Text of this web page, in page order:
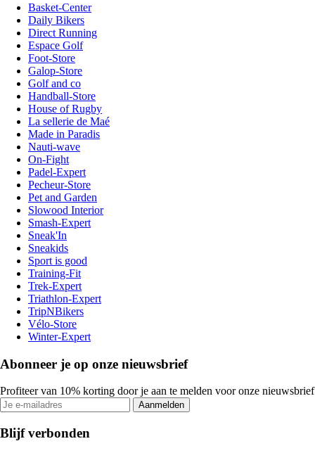
Basket-Center
Daily Bikers
Direct Running
Espace Golf
Foot-Store
Galop-Store
Golf and co
Handball-Store
House of Rugby
La sellerie de Maé
Made in Paradis
Nauti-wave
On-Fight
Padel-Expert
Pecheur-Store
Pet and Garden
Slowood Interior
Smash-Expert
Sneak'In
Sneakids
Sport is good
Training-Fit
Trek-Expert
Triathlon-Expert
TripNBikers
Vélo-Store
Winter-Expert
Abonneer je op onze nieuwsbrief
Profiteer van 10% korting door je aan te melden voor onze nieuwsbrief
Aanmelden
Blijf verbonden